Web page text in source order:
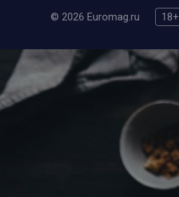
© 2026 Euromag.ru 18+